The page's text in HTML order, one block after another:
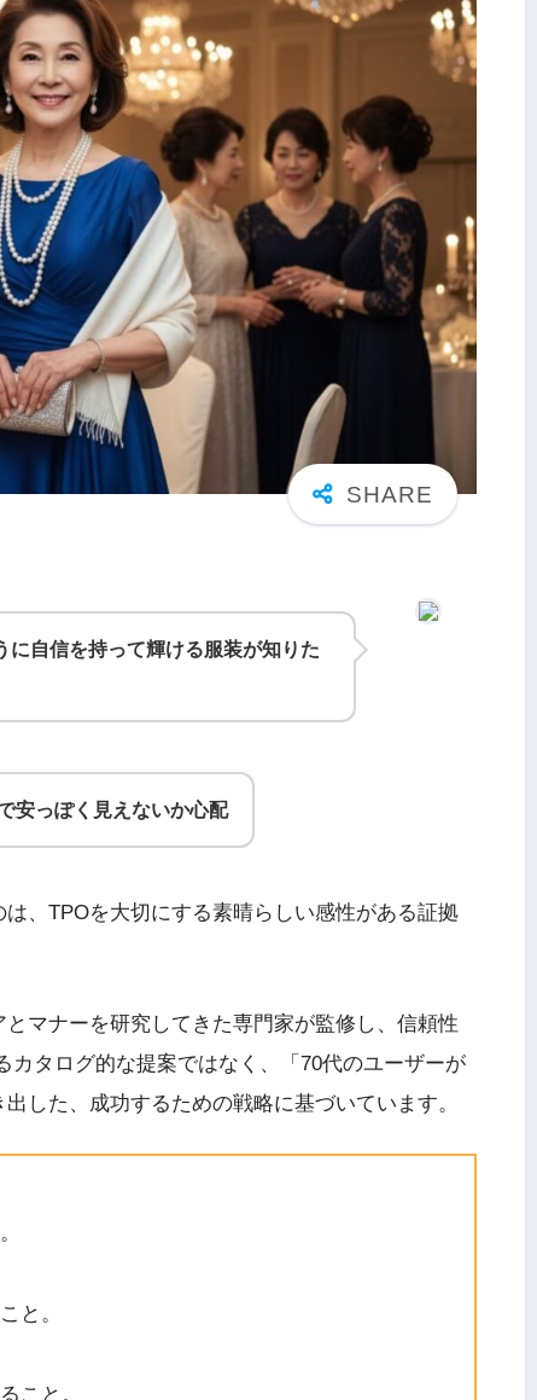
自信を持って輝ける服装が知りた
安っぽく見えないか心配
、TPOを大切にする素晴らしい感性がある証拠
マナーを研究してきた専門家が監修し、信頼性
タログ的な提案ではなく、「70代のユーザーが
した、成功するための戦略に基づいています。
と。
こと。